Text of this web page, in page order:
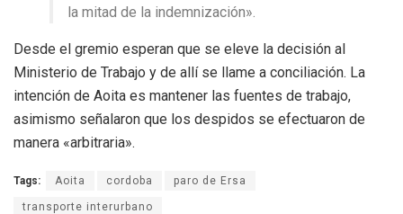
la mitad de la indemnización».
Desde el gremio esperan que se eleve la decisión al
Ministerio de Trabajo y de allí se llame a conciliación. La
intención de Aoita es mantener las fuentes de trabajo,
asimismo señalaron que los despidos se efectuaron de
manera «arbitraria».
Tags: Aoita cordoba paro de Ersa
transporte interurbano